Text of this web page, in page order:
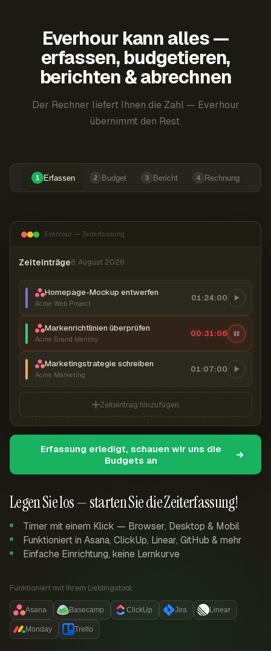
Everhour kann alles —
erfassen, budgetieren,
berichten & abrechnen
Der Rechner liefert Ihnen die Zahl — Everhour
übernimmt den Rest.
1 Erfassen 2 Budget 3 Bericht 4 Rechnung
Legen Sie los — starten Sie die Zeiterfassung!
Timer mit einem Klick — Browser, Desktop & Mobil
Funktioniert in Asana, ClickUp, Linear, GitHub & mehr
Einfache Einrichtung, keine Lernkurve
Funktioniert mit Ihrem Lieblingstool:
Asana Basecamp ClickUp Jira Linear
Monday Trello
Everhour — Zeiterfassung
Zeiteinträge8. August 2026
Homepage-Mockup entwerfen
Acme Web Project
01:24:00
Markenrichtlinien überprüfen
Acme Brand Identity
00:31:07
Marketingstrategie schreiben
Acme Marketing
01:07:00
Zeiteintrag hinzufügen
Erfassung erledigt, schauen wir uns die
Budgets an